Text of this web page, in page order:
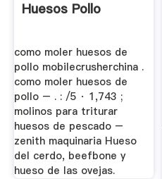
Huesos Pollo
como moler huesos de
pollo mobilecrusherchina .
como moler huesos de
pollo – . : /5 · 1,743 ;
molinos para triturar
huesos de pescado –
zenith maquinaria Hueso
del cerdo, beefbone y
hueso de las ovejas.